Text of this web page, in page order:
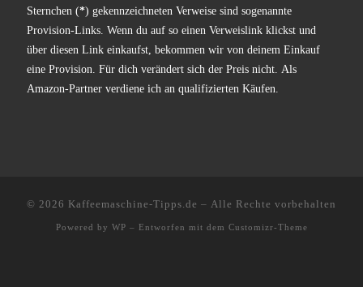
Sternchen (*) gekennzeichneten Verweise sind sogenannte
Provision-Links. Wenn du auf so einen Verweislink klickst und
über diesen Link einkaufst, bekommen wir von deinem Einkauf
eine Provision. Für dich verändert sich der Preis nicht. Als
Amazon-Partner verdiene ich an qualifizierten Käufen.
© 2026 Kaffeemaschine-Tipps.de – Alle Rechte vorbehalten
Powered by WP – Entworfen mit dem Customizr-Theme